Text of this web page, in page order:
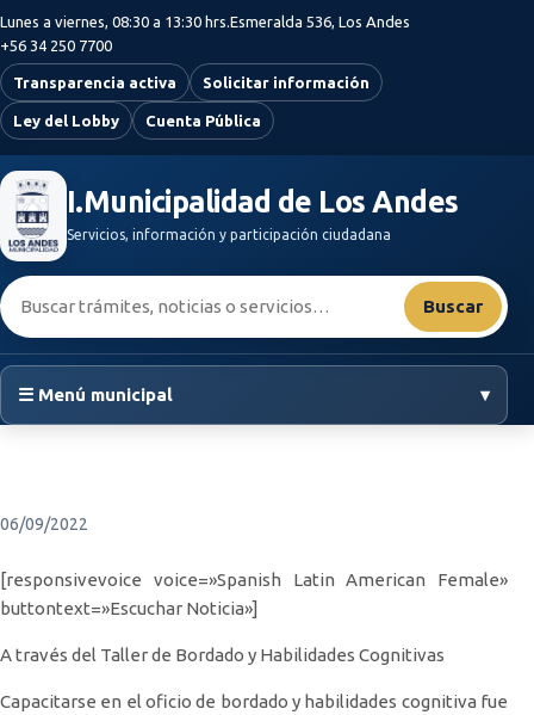
Saltar al contenido principal
Lunes a viernes, 08:30 a 13:30 hrs.Esmeralda 536, Los Andes
+56 34 250 7700
Transparencia activa Solicitar información
Ley del Lobby Cuenta Pública
I.Municipalidad de Los Andes
Servicios, información y participación ciudadana
Buscar:
Buscar
☰ Menú municipal ▾
06/09/2022
[responsivevoice voice=»Spanish Latin American Female»
buttontext=»Escuchar Noticia»]
A través del Taller de Bordado y Habilidades Cognitivas
Capacitarse en el oficio de bordado y habilidades cognitiva fue